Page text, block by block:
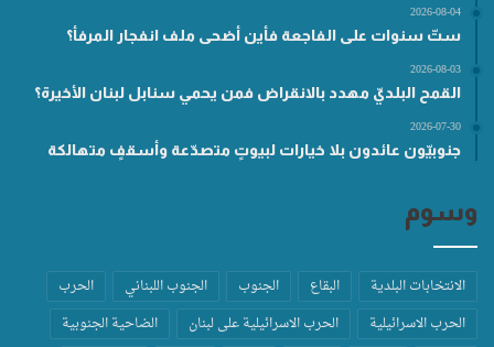
2026-08-04
ستّ سنوات على الفاجعة فأين أضحى ملف انفجار المرفأ؟
2026-08-03
القمح البلديّ مهدد بالانقراض فمن يحمي سنابل لبنان الأخيرة؟
2026-07-30
جنوبيّون عائدون بلا خيارات لبيوتٍ متصدّعة وأسقفٍ متهالكة
وسوم
الانتخابات البلدية البقاع الجنوب الجنوب اللبناني
الحرب
الحرب الاسرائيلية
الحرب الاسرائيلية على لبنان
الضاحية الجنوبية